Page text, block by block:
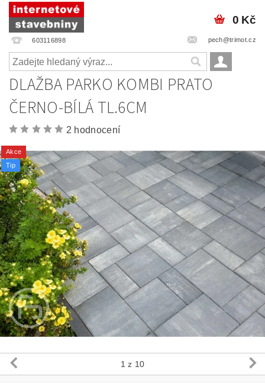
603116898 pech@trimot.cz
0 Kč
DLAŽBA PARKO KOMBI PRATO
ČERNO-BÍLÁ TL.6CM
2 hodnocení
Akce
Tip
1 z 10